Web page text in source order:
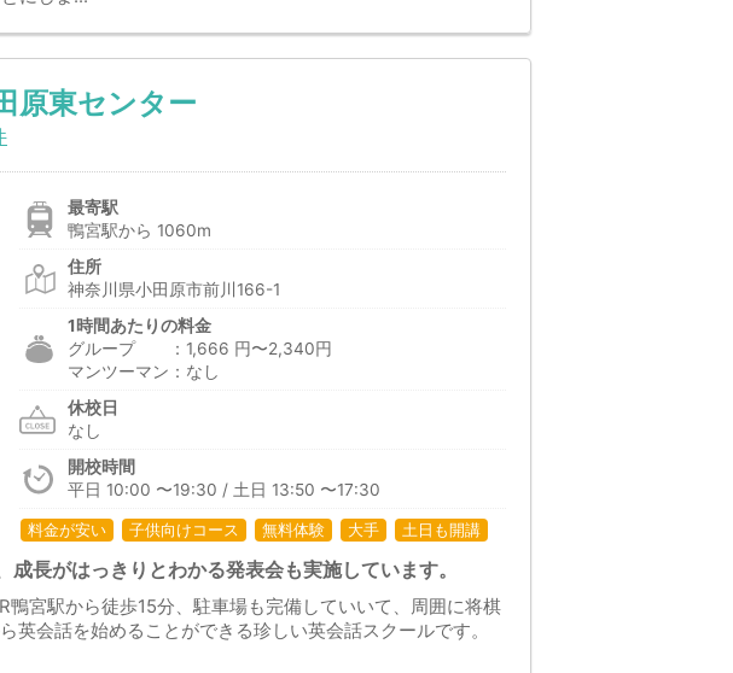
原東センター
最寄駅
鴨宮駅から 1060m
住所
神奈川県小田原市前川166-1
1時間あたりの料金
グループ ：1,666 円〜2,340円
マンツーマン：なし
休校日
なし
開校時間
平日 10:00 〜19:30 / 土日 13:50 〜17:30
料金が安い 子供向けコース 無料体験 大手 土日も開講
長がはっきりとわかる発表会も実施しています。
鴨宮駅から徒歩15分、駐車場も完備していいて、周囲に将棋
英会話を始めることができる珍しい英会話スクールです。